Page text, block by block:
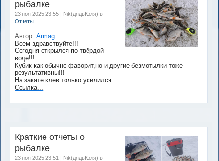
рыбалке
23 ноя 2025 23:55 | Nik(дядьКоля) в
Отчеты
Автор:Armag
Всем здравствуйте!!!
Сегодня открылся по твёрдой
воде!!!
Кубик как обычно фаворит,но и другие безмотылки тоже
результативны!!!
На закате клев только усилился...
Ссылка...
Краткие отчеты о
рыбалке
23 ноя 2025 23:51 | Nik(дядьКоля) в